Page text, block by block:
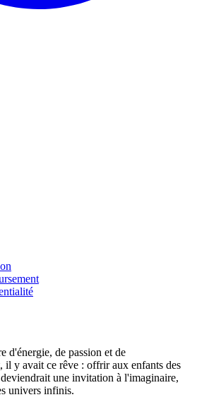
d'énergie, de passion et de
il y avait ce rêve : offrir aux enfants des
une invitation à l'imaginaire,
univers infinis.